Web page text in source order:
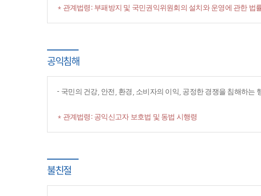
* 관계법령: 부패방지 및 국민권익위원회의 설치와 운영에 관한 법
공익침해
국민의 건강, 안전, 환경, 소비자의 이익, 공정한 경쟁을 침해하는
* 관계법령: 공익신고자 보호법 및 동법 시행령
불친절